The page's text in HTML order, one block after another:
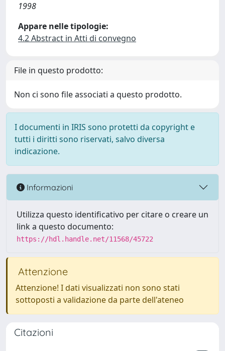
1998
Appare nelle tipologie:
4.2 Abstract in Atti di convegno
File in questo prodotto:
Non ci sono file associati a questo prodotto.
I documenti in IRIS sono protetti da copyright e
tutti i diritti sono riservati, salvo diversa
indicazione.
Informazioni
Utilizza questo identificativo per citare o creare un
link a questo documento:
https://hdl.handle.net/11568/45722
Attenzione
Attenzione! I dati visualizzati non sono stati
sottoposti a validazione da parte dell'ateneo
Citazioni